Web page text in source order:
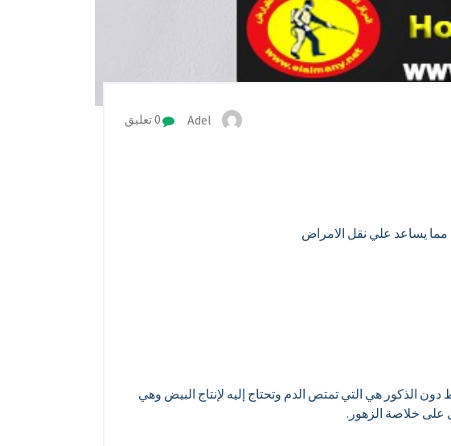
Adel
مما يساعد علي نقل الامراض
الذكور هي التي تمتص الدم وتحتاج إليه لإنتاج البيض وهي
على خلاصة الزهور.